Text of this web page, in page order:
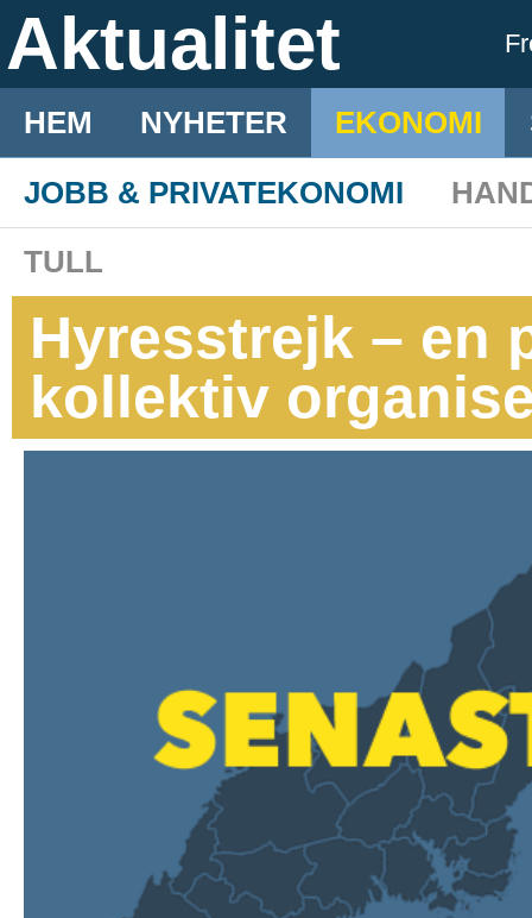
Aktualitet
HEM NYHETER EKONOMI
JOBB & PRIVATEKONOMI
TULL
Hyresstrejk – en
kollektiv